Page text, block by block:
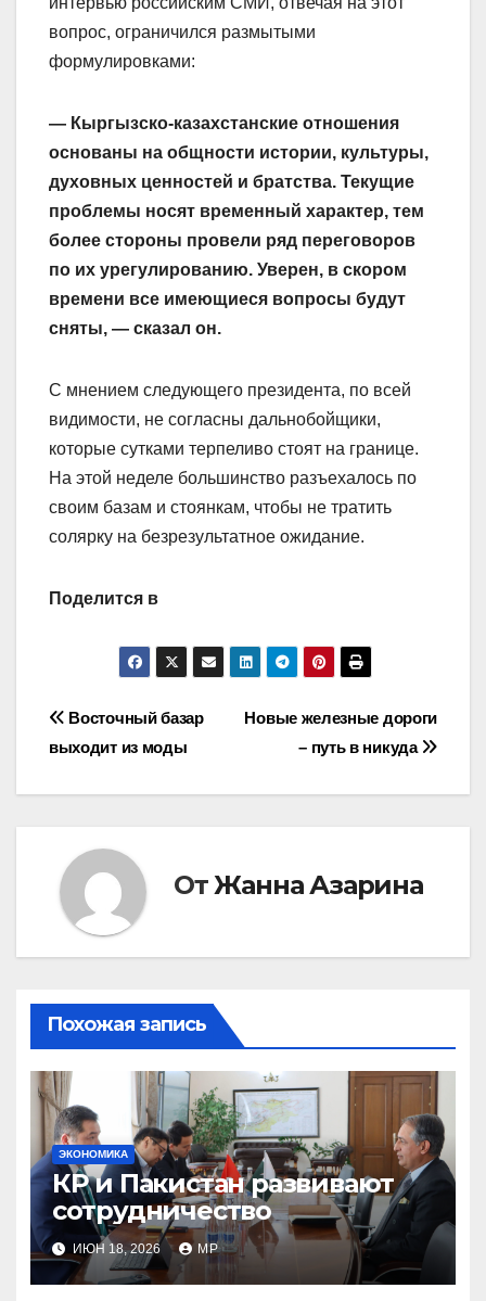
вопрос, ограничился размытыми
формулировками:
— Кыргызско-казахстанские отношения
основаны на общности истории, культуры,
духовных ценностей и братства. Текущие
проблемы носят временный характер, тем
более стороны провели ряд переговоров
по их урегулированию. Уверен, в скором
времени все имеющиеся вопросы будут
сняты, — сказал он.
С мнением следующего президента, по всей
видимости, не согласны дальнобойщики,
которые сутками терпеливо стоят на границе.
На этой неделе большинство разъехалось по
своим базам и стоянкам, чтобы не тратить
солярку на безрезультатное ожидание.
Поделится в
Навигация
Новые железные дороги
– путь в никуда
Восточный базар
выходит из моды
ОтЖанна Азарина
Похожая запись
ЭКОНОМИКА
КР и Пакистан развивают
сотрудничество
ИЮН 18, 2026 MP